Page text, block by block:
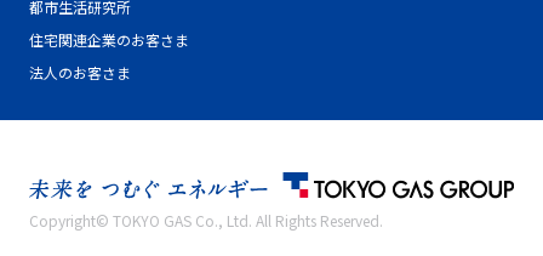
都市生活研究所
住宅関連企業のお客さま
法人のお客さま
Copyright© TOKYO GAS Co., Ltd. All Rights Reserved.